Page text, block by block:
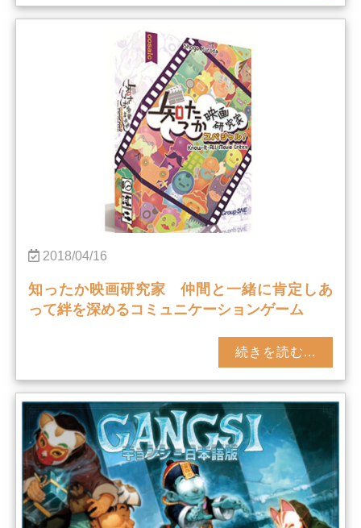
2018/04/16
知ったか映画研究家 仲間と一緒に肯定しあ
って絆を深めるコミュニケーションゲーム
続きを読む...